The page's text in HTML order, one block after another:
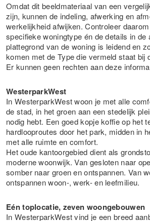
Omdat dit beeldmateriaal van een
zijn, kunnen de indeling, afwerking en
werkelijkheid afwijken. Controleer
specifieke woningtype én de details in de
plattegrond van de woning is leidend en
komen met de Type die vermeld staat bij
Er kunnen geen rechten aan deze
WesterparkWest
In WesterparkWest woon je met alle
de stad, in het groen aan een stedelijk
nodig hebt. Een goed kopje koffie op het
hardlooproutes door het park, midden in
met alle ruimte en comfort.
Het oude kantoorgebied dient als
moderne woonwijk. Van gesloten naar
somber naar groen en ontspannen. Van
ontspannen woon-, werk- en leefmilieu.
Eén toplocatie, zeven woongebouwen
In WesterparkWest vind je een breed